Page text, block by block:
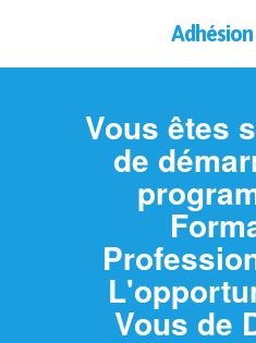
Adhésion
Vous êtes
de
Vous de